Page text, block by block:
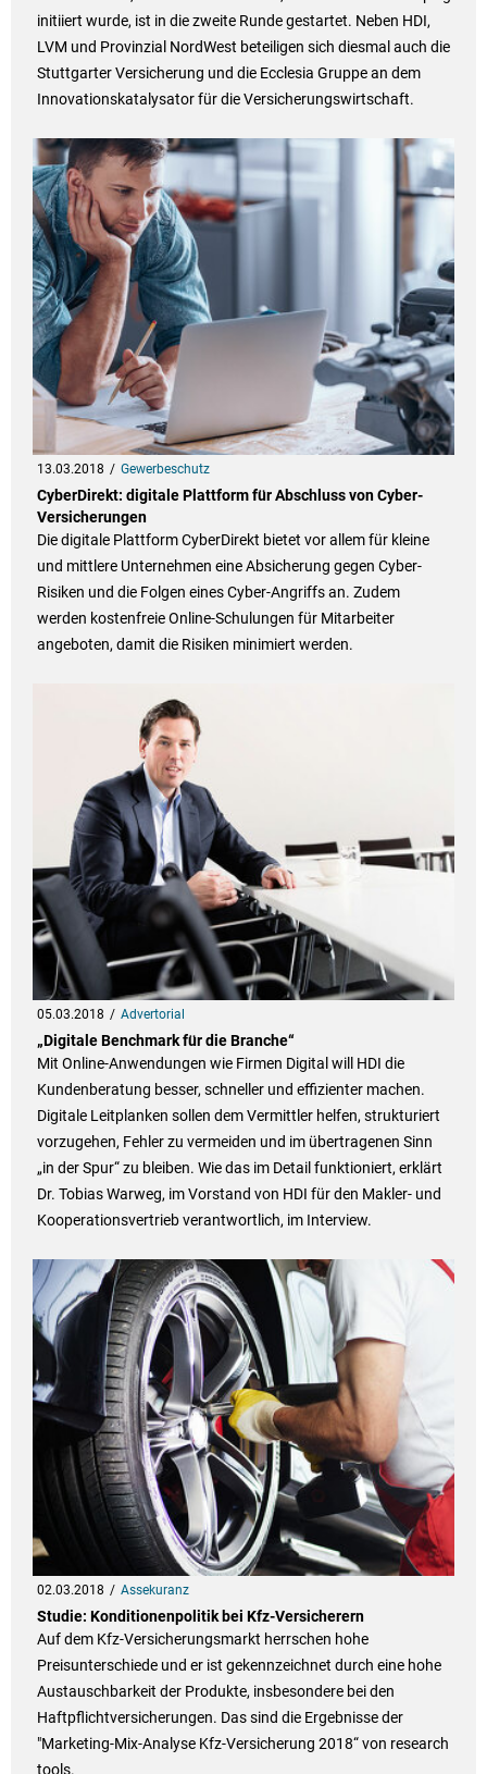
initiiert wurde, ist in die zweite Runde gestartet. Neben HDI,
LVM und Provinzial NordWest beteiligen sich diesmal auch die
Stuttgarter Versicherung und die Ecclesia Gruppe an dem
Innovationskatalysator für die Versicherungswirtschaft.
13.03.2018 Gewerbeschutz
CyberDirekt: digitale Plattform für Abschluss von Cyber-
Versicherungen
Die digitale Plattform CyberDirekt bietet vor allem für kleine
und mittlere Unternehmen eine Absicherung gegen Cyber-
Risiken und die Folgen eines Cyber-Angriffs an. Zudem
werden kostenfreie Online-Schulungen für Mitarbeiter
angeboten, damit die Risiken minimiert werden.
05.03.2018 Advertorial
„Digitale Benchmark für die Branche“
Mit Online-Anwendungen wie Firmen Digital will HDI die
Kundenberatung besser, schneller und effizienter machen.
Digitale Leitplanken sollen dem Vermittler helfen, strukturiert
vorzugehen, Fehler zu vermeiden und im übertragenen Sinn
„in der Spur“ zu bleiben. Wie das im Detail funktioniert, erklärt
Dr. Tobias Warweg, im Vorstand von HDI für den Makler- und
Kooperationsvertrieb verantwortlich, im Interview.
02.03.2018 Assekuranz
Studie: Konditionenpolitik bei Kfz-Versicherern
Auf dem Kfz-Versicherungsmarkt herrschen hohe
Preisunterschiede und er ist gekennzeichnet durch eine hohe
Austauschbarkeit der Produkte, insbesondere bei den
Haftpflichtversicherungen. Das sind die Ergebnisse der
"Marketing-Mix-Analyse Kfz-Versicherung 2018“ von research
tools.